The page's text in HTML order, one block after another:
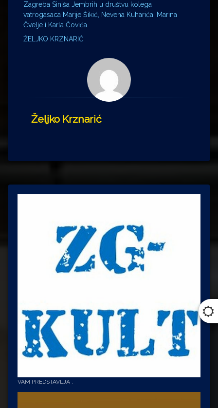
Zagreba Siniša Jembrih u društvu kolega
vatrogasaca Marije Šikić, Nevena Kuharića, Marina
Čvelje i Karla Čovića.
ŽELJKO KRZNARIĆ
Željko Krznarić
VAM PREDSTAVLJA :